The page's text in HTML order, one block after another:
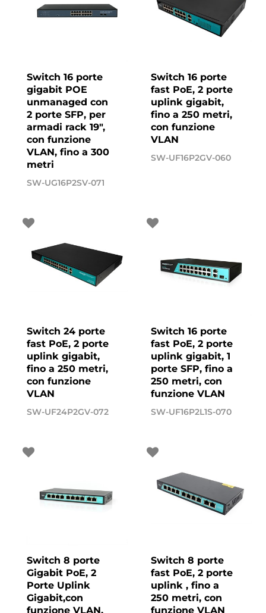
Switch 16 porte
gigabit POE
unmanaged con
2 porte SFP, per
armadi rack 19",
con funzione
VLAN, fino a 300
metri
SW-UG16P2SV-071
Switch 16 porte
fast PoE, 2 porte
uplink gigabit,
fino a 250 metri,
con funzione
VLAN
SW-UF16P2GV-060
Switch 24 porte
fast PoE, 2 porte
uplink gigabit,
fino a 250 metri,
con funzione
VLAN
SW-UF24P2GV-072
Switch 16 porte
fast PoE, 2 porte
uplink gigabit, 1
porte SFP, fino a
250 metri, con
funzione VLAN
SW-UF16P2L1S-070
Switch 8 porte
Gigabit PoE, 2
Porte Uplink
Gigabit,con
funzione VLAN,
Switch 8 porte
fast PoE, 2 porte
uplink , fino a
250 metri, con
funzione VLAN